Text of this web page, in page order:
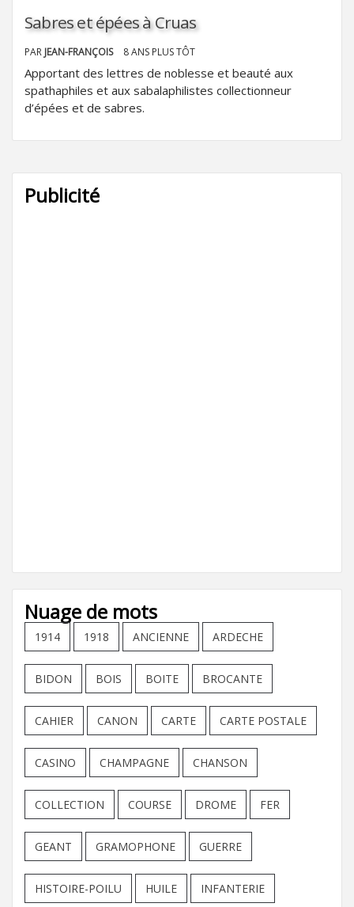
Sabres et épées à Cruas
PAR JEAN-FRANÇOIS 8 ANS PLUS TÔT
Apportant des lettres de noblesse et beauté aux
spathaphiles et aux sabalaphilistes collectionneur
d’épées et de sabres.
Publicité
Nuage de mots
1914 1918 ANCIENNE ARDECHE
BIDON BOIS BOITE BROCANTE
CAHIER CANON CARTE CARTE POSTALE
CASINO CHAMPAGNE CHANSON
COLLECTION COURSE DROME FER
GEANT GRAMOPHONE GUERRE
HISTOIRE-POILU HUILE INFANTERIE